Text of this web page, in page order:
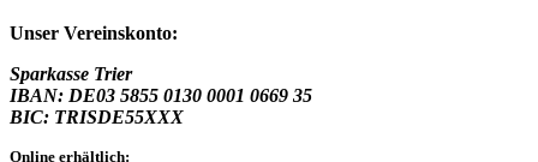
Unser Vereinskonto:
Sparkasse Trier
IBAN: DE03 5855 0130 0001 0669 35
BIC: TRISDE55XXX
Online erhältlich: